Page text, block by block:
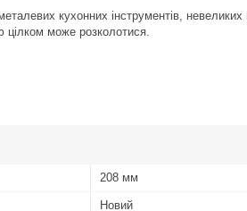
кухонних інструментів,
цілком може розколотися.
208 мм
Новий